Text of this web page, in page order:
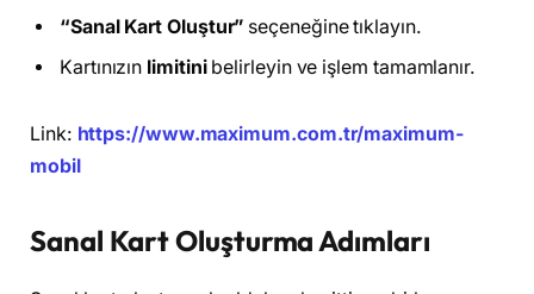
“Sanal Kart Oluştur” seçeneğine tıklayın.
Kartınızın limitini belirleyin ve işlem tamamlanır.
Link: https://www.maximum.com.tr/maximum-
mobil
Sanal Kart Oluşturma Adımları